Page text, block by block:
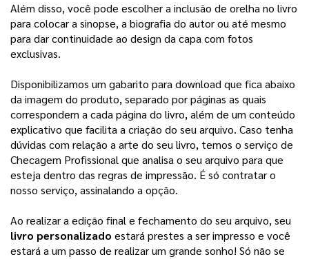
Além disso, você pode escolher a inclusão de orelha no livro
para colocar a sinopse, a biografia do autor ou até mesmo
para dar continuidade ao design da capa com fotos
exclusivas.
Disponibilizamos um gabarito para download que fica abaixo
da imagem do produto, separado por páginas as quais
correspondem a cada página do livro, além de um conteúdo
explicativo que facilita a criação do seu arquivo. Caso tenha
dúvidas com relação a arte do seu livro, temos o serviço de
Checagem Profissional que analisa o seu arquivo para que
esteja dentro das regras de impressão. É só contratar o
nosso serviço, assinalando a opção.
livro personalizado estará prestes a ser impresso e você
estará a um passo de realizar um grande sonho! Só não se